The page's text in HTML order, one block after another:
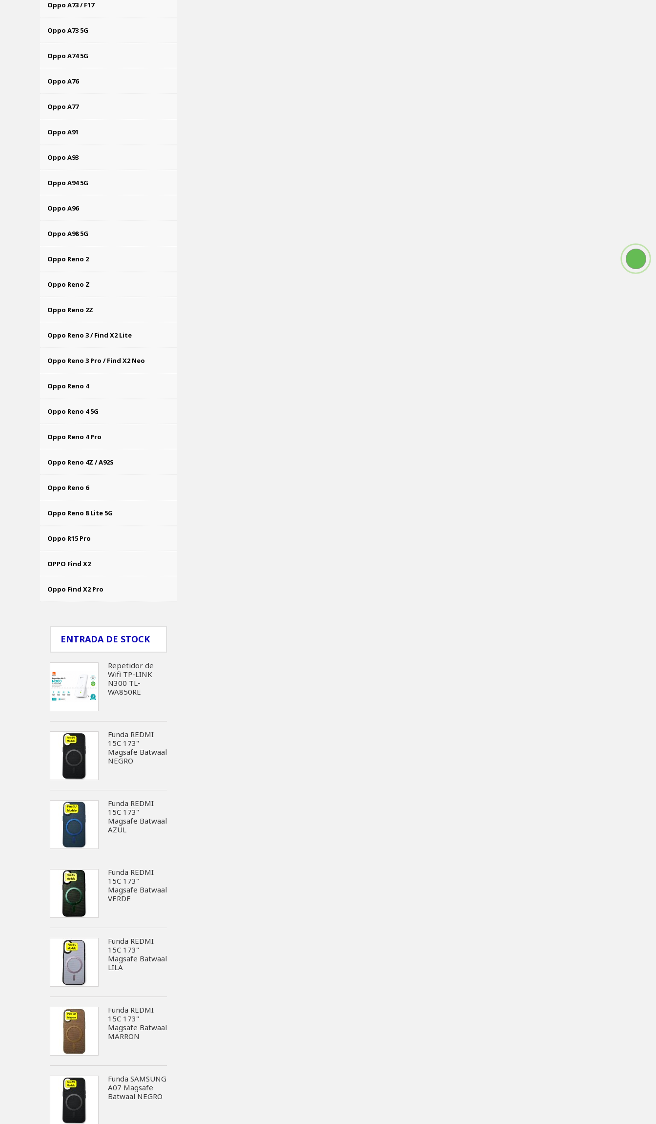
Oppo A73 / F17
Oppo A73 5G
Oppo A74 5G
Oppo A76
Oppo A77
Oppo A91
Oppo A93
Oppo A94 5G
Oppo A96
Oppo A98 5G
Oppo Reno 2
Oppo Reno Z
Oppo Reno 2Z
Oppo Reno 3 / Find X2 Lite
Oppo Reno 3 Pro / Find X2 Neo
Oppo Reno 4
Oppo Reno 4 5G
Oppo Reno 4 Pro
Oppo Reno 4Z / A92S
Oppo Reno 6
Oppo Reno 8 Lite 5G
Oppo R15 Pro
OPPO Find X2
Oppo Find X2 Pro
ENTRADA DE STOCK
Repetidor de
Wifi TP-LINK
N300 TL-
WA850RE
Funda REDMI
15C 173''
Magsafe Batwaal
NEGRO
Funda REDMI
15C 173''
Magsafe Batwaal
AZUL
Funda REDMI
15C 173''
Magsafe Batwaal
VERDE
Funda REDMI
15C 173''
Magsafe Batwaal
LILA
Funda REDMI
15C 173''
Magsafe Batwaal
MARRON
Funda SAMSUNG
A07 Magsafe
Batwaal NEGRO